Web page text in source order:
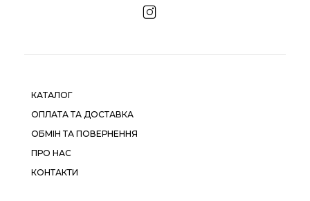
КАТАЛОГ
ОПЛАТА ТА ДОСТАВКА
ОБМІН ТА ПОВЕРНЕННЯ
ПРО НАС
КОНТАКТИ